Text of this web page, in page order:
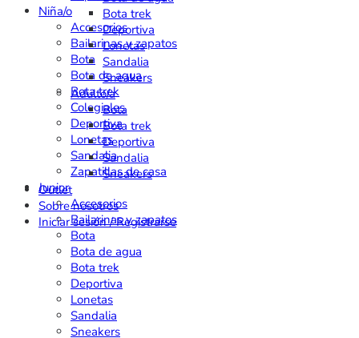
Niña/o
Accesorios
Bailarinas y zapatos
Bota
Bota de agua
Bota trek
Colegiales
Deportiva
Lonetas
Sandalia
Zapatillas de casa
Junior
Accesorios
Bailarinas y zapatos
Bota
Bota de agua
Bota trek
Deportiva
Lonetas
Sandalia
Sneakers
Bota trek
Deportiva
Lonetas
Sandalia
Sneakers
Adulto/a
Bota
Bota trek
Deportiva
Sandalia
Sneakers
Outlet
Sobre nosotros
Iniciar sesión / Registrarse